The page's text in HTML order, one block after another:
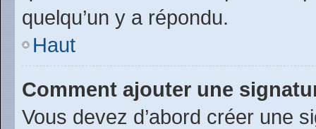
quelqu’un y a répondu.
Haut
Comment ajouter une
Vous devez d’abord créer une